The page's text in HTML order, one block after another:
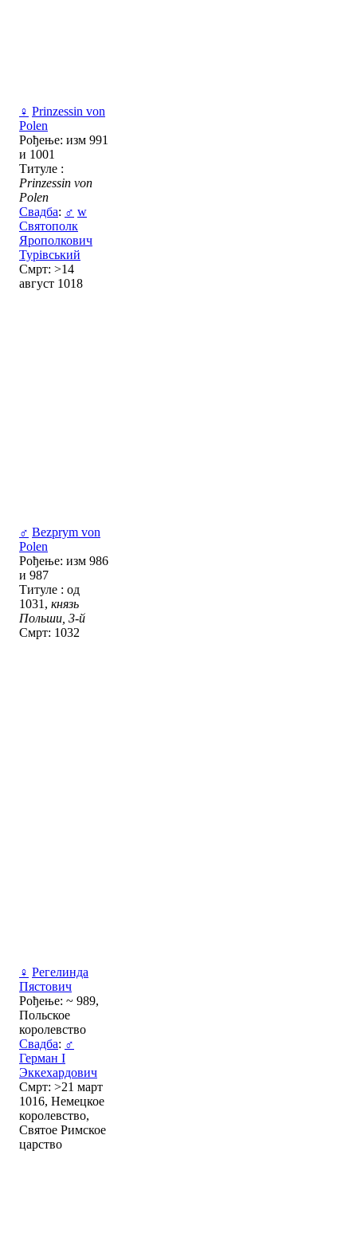
♀ Prinzessin von
Polen
Рођење: изм 991
и 1001
Титуле :
Prinzessin von
Polen
Свадба: ♂ w
Святополк
Ярополкович
Турівський
Смрт: >14
август 1018
♂ Bezprym von
Polen
Рођење: изм 986
и 987
Титуле : од
1031, князь
Польши, 3-й
Смрт: 1032
♀ Регелинда
Пястович
Рођење: ~ 989,
Польское
королевство
Свадба: ♂
Герман I
Эккехардович
Смрт: >21 март
1016, Немецкое
королевство,
Святое Римское
царство